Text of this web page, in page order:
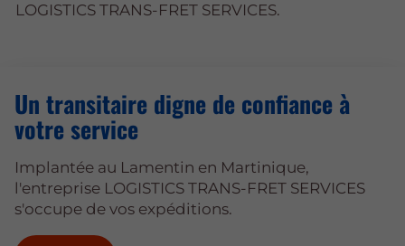
LOGISTICS TRANS-FRET SERVICES.
Un transitaire digne de confiance à
votre service
Implantée au Lamentin en Martinique,
l'entreprise LOGISTICS TRANS-FRET SERVICES
s'occupe de vos expéditions.